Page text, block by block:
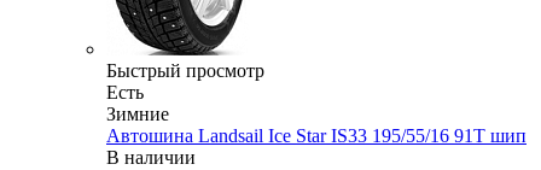
Быстрый просмотр
Есть
Зимние
Автошина Landsail Ice Star IS33 195/55/16 91T шип
В наличии